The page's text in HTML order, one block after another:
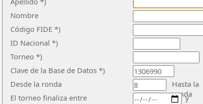
Nombre
Código FIDE *)
ID Nacional *)
Torneo *)
Clave de la Base de Datos *)
Desde la ronda
Hasta la
ronda
El torneo finaliza entre
y